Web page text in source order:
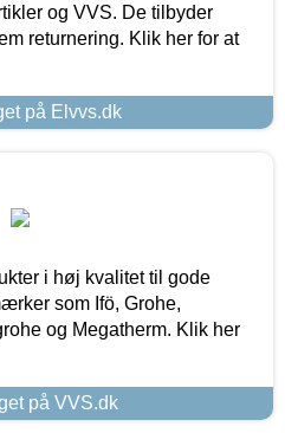
og VVS. De tilbyder
returnering. Klik her for at
på Elvvs.dk
i høj kvalitet til gode
som Ifö, Grohe,
og Megatherm. Klik her
på VVS.dk